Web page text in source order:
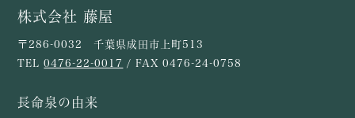
株式会社 藤屋
〒286-0032 千葉県成田市上町513
TEL0476-22-0017 / FAX 0476-24-0758
長命泉の由来